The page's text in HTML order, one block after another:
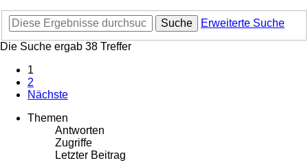
Suche
Erweiterte Suche
Die Suche ergab 38 Treffer
1
2
Nächste
Themen
Antworten
Zugriffe
Letzter Beitrag